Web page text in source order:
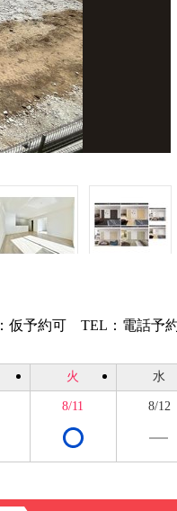
：仮予約可 TEL：電話予
火
8/11
水
8/12